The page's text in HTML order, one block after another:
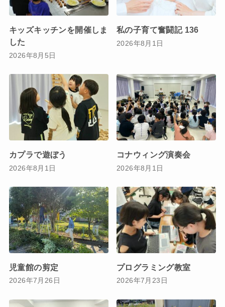
キッズキッチンを開催しま
した
2026年8月5日
私の子育て奮闘記 136
2026年8月1日
カプラで遊ぼう
2026年8月1日
コナウィング演奏会
2026年8月1日
児童館の剪定
2026年7月26日
プログラミング教室
2026年7月23日